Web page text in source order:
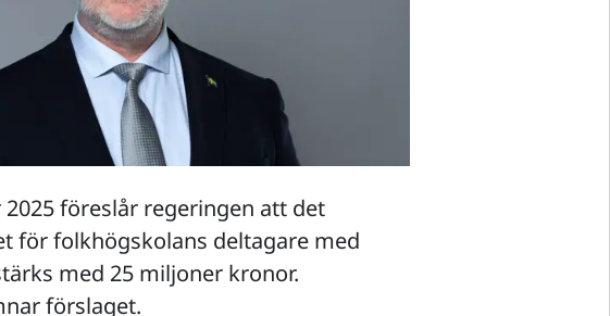
föreslår regeringen att det
för folkhögskolans deltagare med
med 25 miljoner kronor.
förslaget.